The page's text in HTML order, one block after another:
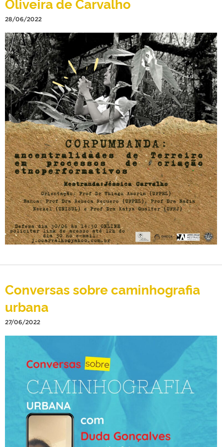
28/06/2022
Conversas sobre caminhografia
urbana
27/06/2022